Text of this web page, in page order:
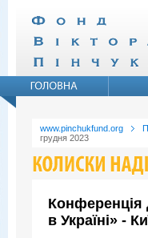
www.pinchukfund.org
грудня 2023
Конференція
в Україні» -